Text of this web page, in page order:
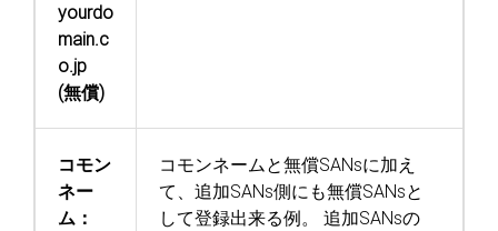
yourdo
main.c
o.jp
(無償)
コモン
ネー
ム：
コモンネームと無償SANsに加え
て、追加SANs側にも無償SANsと
して登録出来る例。
追加SANsの